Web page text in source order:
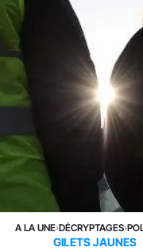
A LA UNE›DÉCRYPTAGES›
GILETS JAUNES